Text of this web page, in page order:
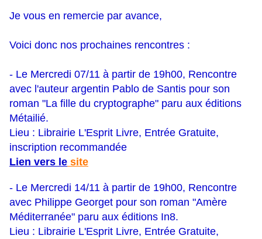
Je vous en remercie par avance,
Voici donc nos prochaines rencontres :
- Le Mercredi 07/11 à partir de 19h00, Rencontre
avec l'auteur argentin Pablo de Santis pour son
roman "La fille du cryptographe" paru aux éditions
Métailié.
Lieu : Librairie L'Esprit Livre, Entrée Gratuite,
inscription recommandée
Lien vers le site
- Le Mercredi 14/11 à partir de 19h00, Rencontre
avec Philippe Georget pour son roman "Amère
Méditerranée" paru aux éditions In8.
Lieu : Librairie L'Esprit Livre, Entrée Gratuite,